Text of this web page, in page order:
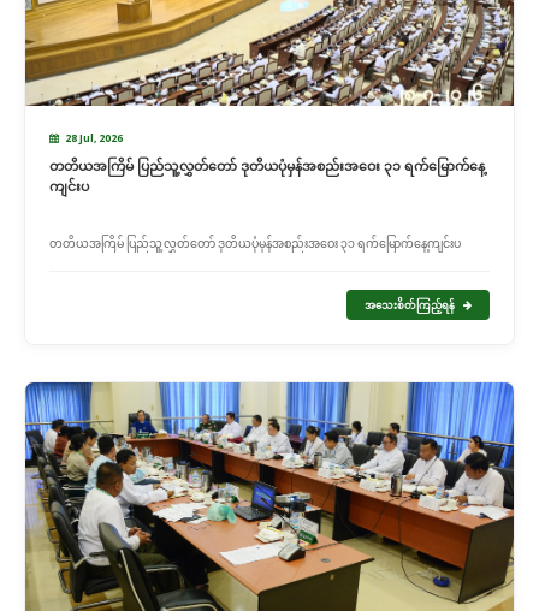
28 Jul, 2026
တတိယအကြိမ် ပြည်သူ့လွှတ်တော် ဒုတိယပုံမှန်အစည်းအဝေး ၃၁ ရက်မြောက်နေ့
ကျင်းပ
တတိယအကြိမ် ပြည်သူ့လွှတ်တော် ဒုတိယပုံမှန်အစည်းအဝေး ၃၁ ရက်မြောက်နေ့ကျင်းပ
အသေးစိတ်ကြည့်ရန်